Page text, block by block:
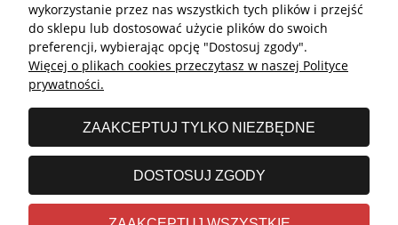
Kontakt
undefined
Godziny otwarcia salonu:
Poniedziałek - Piątek: 11:00 - 19:00
Sobota: 10:00 - 14:00
undefined © 2026 Wszelkie prawa zastrzeżone
wykorzystanie przez nas wszystkich tych plików i przejść
do sklepu lub dostosować użycie plików do swoich
preferencji, wybierając opcję "Dostosuj zgody".
Więcej o plikach cookies przeczytasz w naszej Polityce
prywatności.
ZAAKCEPTUJ TYLKO NIEZBĘDNE
DOSTOSUJ ZGODY